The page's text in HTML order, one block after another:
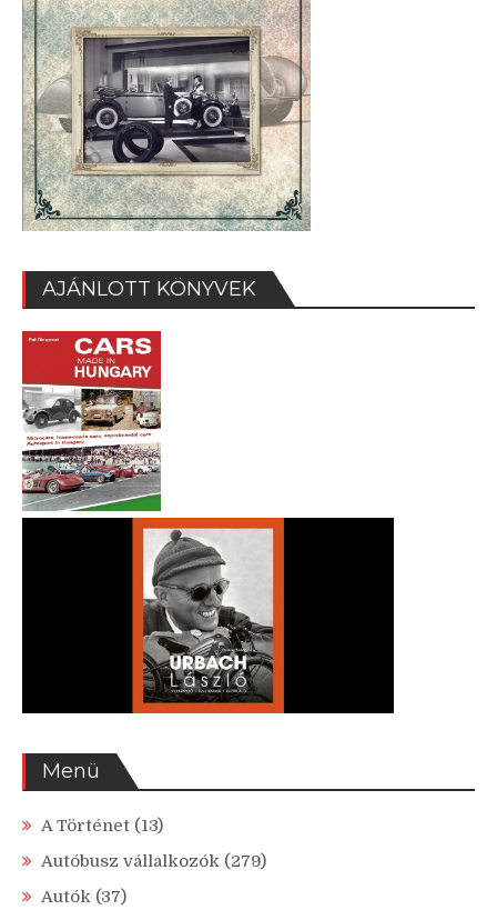
AJÁNLOTT KÖNYVEK
Menü
A Történet (13)
Autóbusz vállalkozók (279)
Autók (37)